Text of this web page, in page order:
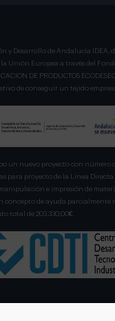
y Desarrollo de Andalucía IDEA,
Unión Europea a través del
DE PRODUCTOS
de conseguir un tejido
un nuevo proyecto con número
para proyecto de la Línea
e impresión de
de ayuda parcialmente
total de 203.330,00€.